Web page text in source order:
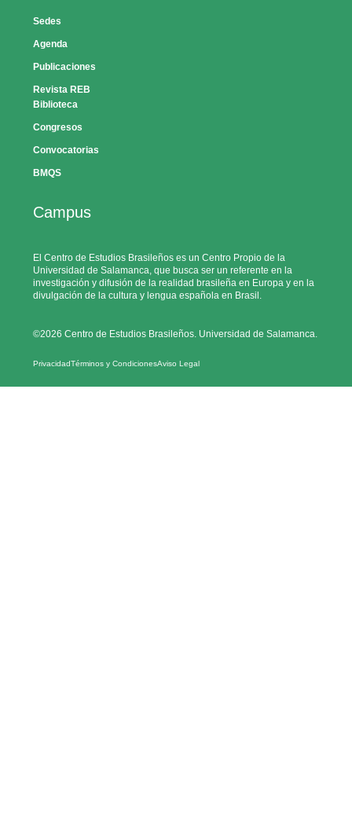
Sedes
Agenda
Publicaciones
Revista REB
Biblioteca
Congresos
Convocatorias
BMQS
Campus
El Centro de Estudios Brasileños es un Centro Propio de la
Universidad de Salamanca, que busca ser un referente en la
investigación y difusión de la realidad brasileña en Europa y en la
divulgación de la cultura y lengua española en Brasil.
©2026 Centro de Estudios Brasileños. Universidad de Salamanca.
PrivacidadTérminos y CondicionesAviso Legal